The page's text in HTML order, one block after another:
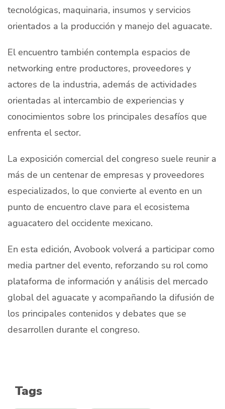
tecnológicas, maquinaria, insumos y servicios
orientados a la producción y manejo del aguacate.
El encuentro también contempla espacios de
networking entre productores, proveedores y
actores de la industria, además de actividades
orientadas al intercambio de experiencias y
conocimientos sobre los principales desafíos que
enfrenta el sector.
La exposición comercial del congreso suele reunir a
más de un centenar de empresas y proveedores
especializados, lo que convierte al evento en un
punto de encuentro clave para el ecosistema
aguacatero del occidente mexicano.
En esta edición, Avobook volverá a participar como
media partner del evento, reforzando su rol como
plataforma de información y análisis del mercado
global del aguacate y acompañando la difusión de
los principales contenidos y debates que se
desarrollen durante el congreso.
Tags